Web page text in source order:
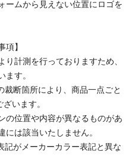
ームから見えない位置にロゴを
】
計測を行っておりますため、
す。
断箇所により、商品一点ごと
います。
の位置や内容が異なるものがあ
は該当いたしません。
がメーカーカラー表記と異な